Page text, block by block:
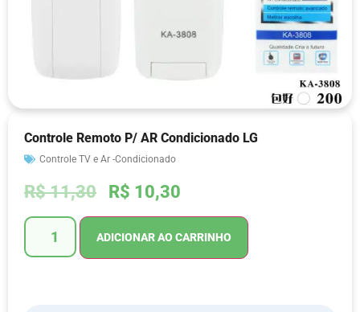
Controle Remoto P/ AR Condicionado LG
Controle TV e Ar -Condicionado
R$11,30 R$ 10,30
ADICIONAR AO CARRINHO